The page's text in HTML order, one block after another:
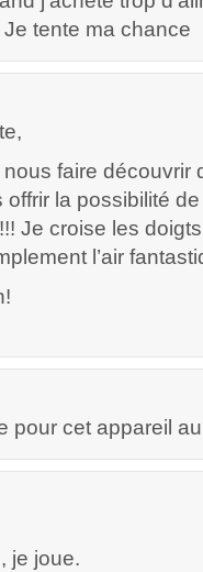
tente ma chance
faire découvrir
offrir la possibilité
Je croise les
l’air
pour cet appareil
je joue.